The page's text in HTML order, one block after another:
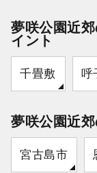
夢咲公園近
イント
千畳敷 呼
夢咲公園近
宮古島市